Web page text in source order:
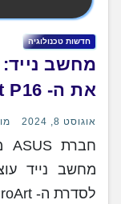
חדשות טכנולוגיה
את ה- ASUS ProArt P16
אוגוסט 8, 2024
מחשב נייד
לסדרת ה- ASUS ProArt, מספק…